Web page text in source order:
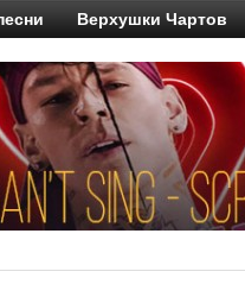
Верхушки Чартов